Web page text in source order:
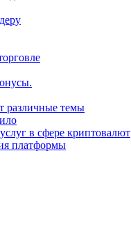
различные темы
в сфере криптовалют
платформы